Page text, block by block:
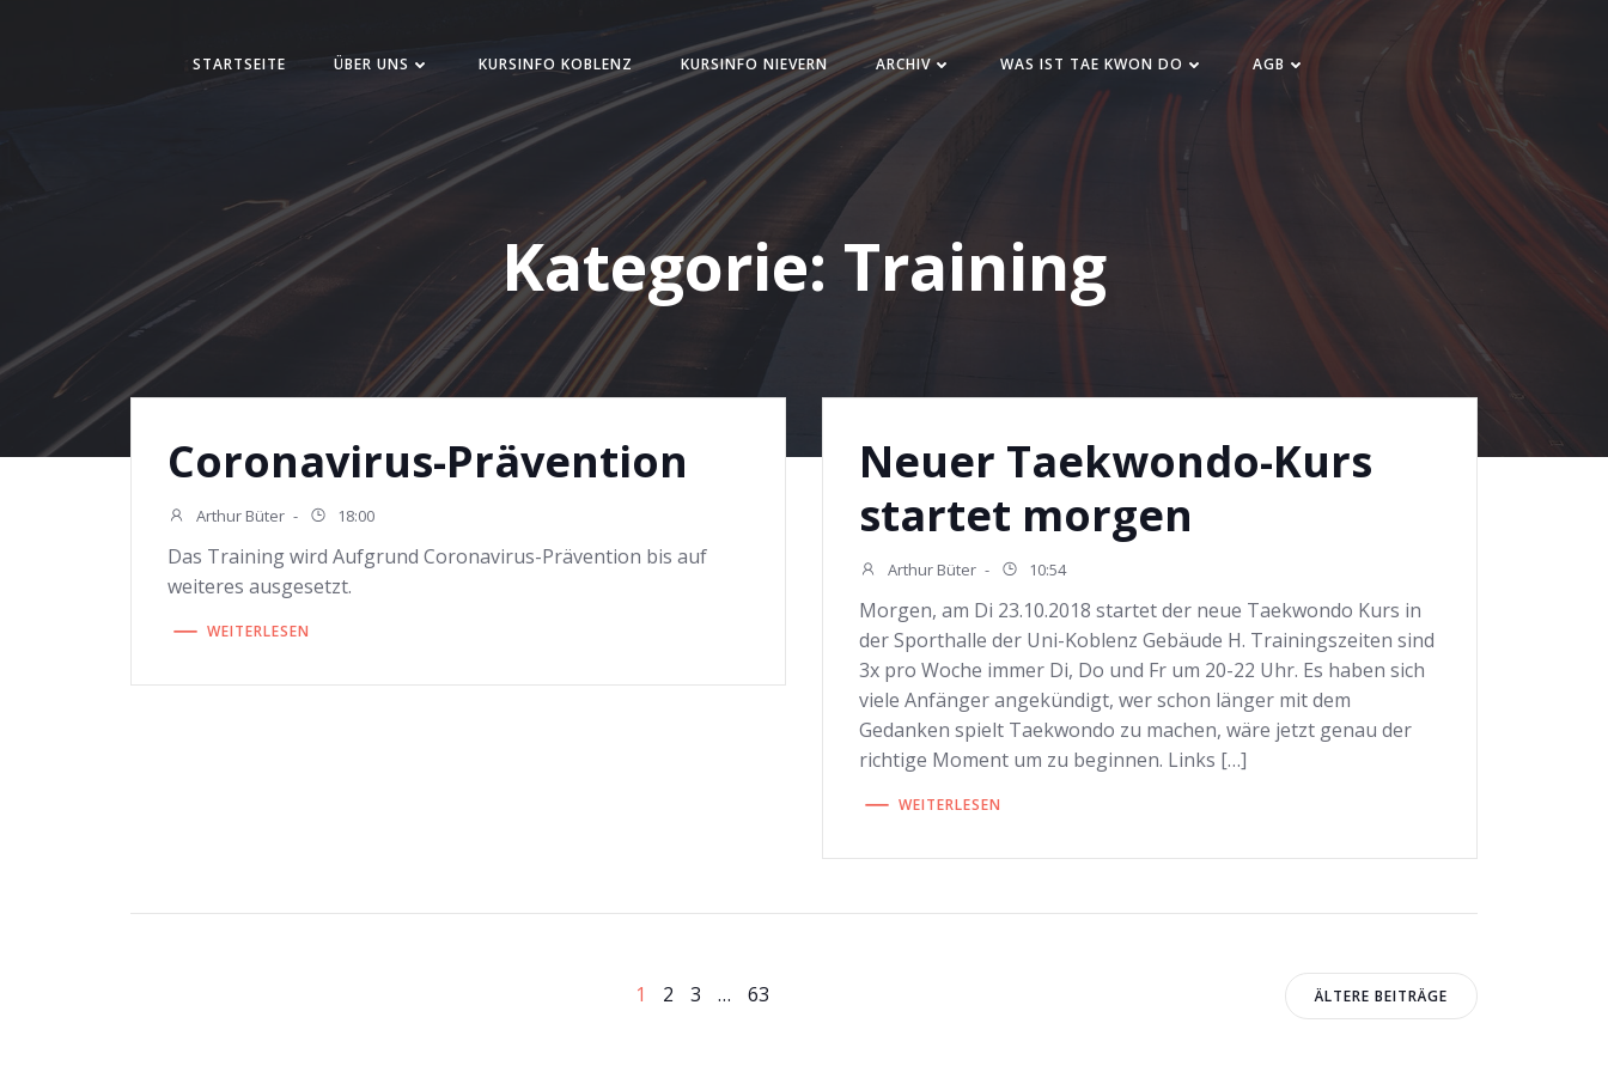
STARTSEITE ÜBER UNS KURSINFO KOBLENZ KURSINFO NIEVERN ARCHIV WAS IST TAE KWON DO AGB
Kategorie: Training
Coronavirus-Prävention
Arthur Büter - 18:00
Das Training wird Aufgrund Coronavirus-Prävention bis auf
weiteres ausgesetzt.
WEITERLESEN
Neuer Taekwondo-Kurs
startet morgen
Arthur Büter - 10:54
Morgen, am Di 23.10.2018 startet der neue Taekwondo Kurs in
der Sporthalle der Uni-Koblenz Gebäude H. Trainingszeiten sind
3x pro Woche immer Di, Do und Fr um 20-22 Uhr. Es haben sich
viele Anfänger angekündigt, wer schon länger mit dem
Gedanken spielt Taekwondo zu machen, wäre jetzt genau der
richtige Moment um zu beginnen. Links […]
WEITERLESEN
Seite
1 Seite
2 Seite
3 … Seite
63 ÄLTERE BEITRÄGE